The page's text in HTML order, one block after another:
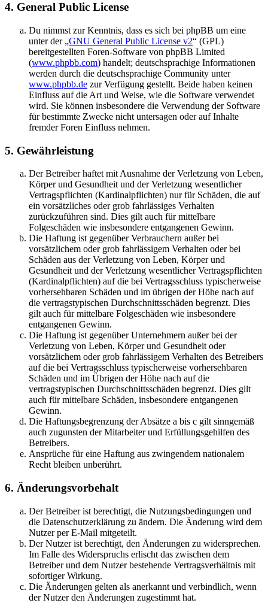
4. General Public License
Du nimmst zur Kenntnis, dass es sich bei phpBB um eine
unter der „GNU General Public License v2“ (GPL)
bereitgestellten Foren-Software von phpBB Limited
(www.phpbb.com) handelt; deutschsprachige Informationen
werden durch die deutschsprachige Community unter
www.phpbb.de zur Verfügung gestellt. Beide haben keinen
Einfluss auf die Art und Weise, wie die Software verwendet
wird. Sie können insbesondere die Verwendung der Software
für bestimmte Zwecke nicht untersagen oder auf Inhalte
fremder Foren Einfluss nehmen.
5. Gewährleistung
Der Betreiber haftet mit Ausnahme der Verletzung von Leben,
Körper und Gesundheit und der Verletzung wesentlicher
Vertragspflichten (Kardinalpflichten) nur für Schäden, die auf
ein vorsätzliches oder grob fahrlässiges Verhalten
zurückzuführen sind. Dies gilt auch für mittelbare
Folgeschäden wie insbesondere entgangenen Gewinn.
Die Haftung ist gegenüber Verbrauchern außer bei
vorsätzlichem oder grob fahrlässigem Verhalten oder bei
Schäden aus der Verletzung von Leben, Körper und
Gesundheit und der Verletzung wesentlicher Vertragspflichten
(Kardinalpflichten) auf die bei Vertragsschluss typischerweise
vorhersehbaren Schäden und im übrigen der Höhe nach auf
die vertragstypischen Durchschnittsschäden begrenzt. Dies
gilt auch für mittelbare Folgeschäden wie insbesondere
entgangenen Gewinn.
Die Haftung ist gegenüber Unternehmern außer bei der
Verletzung von Leben, Körper und Gesundheit oder
vorsätzlichem oder grob fahrlässigem Verhalten des Betreibers
auf die bei Vertragsschluss typischerweise vorhersehbaren
Schäden und im Übrigen der Höhe nach auf die
vertragstypischen Durchschnittsschäden begrenzt. Dies gilt
auch für mittelbare Schäden, insbesondere entgangenen
Gewinn.
Die Haftungsbegrenzung der Absätze a bis c gilt sinngemäß
auch zugunsten der Mitarbeiter und Erfüllungsgehilfen des
Betreibers.
Ansprüche für eine Haftung aus zwingendem nationalem
Recht bleiben unberührt.
6. Änderungsvorbehalt
Der Betreiber ist berechtigt, die Nutzungsbedingungen und
die Datenschutzerklärung zu ändern. Die Änderung wird dem
Nutzer per E-Mail mitgeteilt.
Der Nutzer ist berechtigt, den Änderungen zu widersprechen.
Im Falle des Widerspruchs erlischt das zwischen dem
Betreiber und dem Nutzer bestehende Vertragsverhältnis mit
sofortiger Wirkung.
Die Änderungen gelten als anerkannt und verbindlich, wenn
der Nutzer den Änderungen zugestimmt hat.